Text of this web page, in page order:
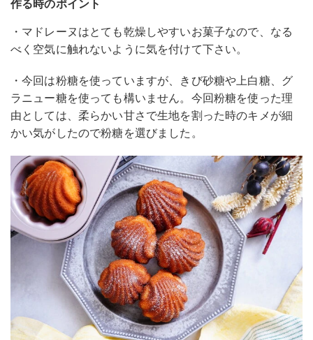
作る時のポイント
・マドレーヌはとても乾燥しやすいお菓子なので、なる
べく空気に触れないように気を付けて下さい。
・今回は粉糖を使っていますが、きび砂糖や上白糖、グ
ラニュー糖を使っても構いません。今回粉糖を使った理
由としては、柔らかい甘さで生地を割った時のキメが細
かい気がしたので粉糖を選びました。